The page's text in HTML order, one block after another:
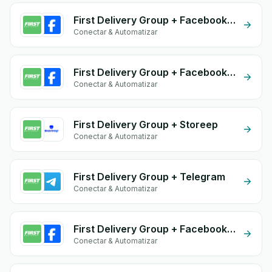
First Delivery Group + Facebook Comments
Conectar & Automatizar
First Delivery Group + Facebook Conversion API (CAPI)
Conectar & Automatizar
First Delivery Group + Storeep
Conectar & Automatizar
First Delivery Group + Telegram
Conectar & Automatizar
First Delivery Group + Facebook Commerce
Conectar & Automatizar